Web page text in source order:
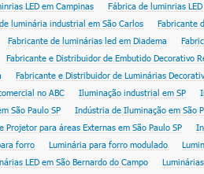
LED em Campinas Fábrica de luminrias
luminária industrial em São Carlos Fabricante
Fabricante de luminárias led em Diadema
Fabricante e Distribuidor de Embutido Decorativo
Fabricante e Distribuidor de Luminárias
no ABC Iluminação industrial em SP
São Paulo SP Indústria de Iluminação em São
Projetor para áreas Externas em São Paulo SP
forro Luminária para forro modulado
LED em São Bernardo do Campo